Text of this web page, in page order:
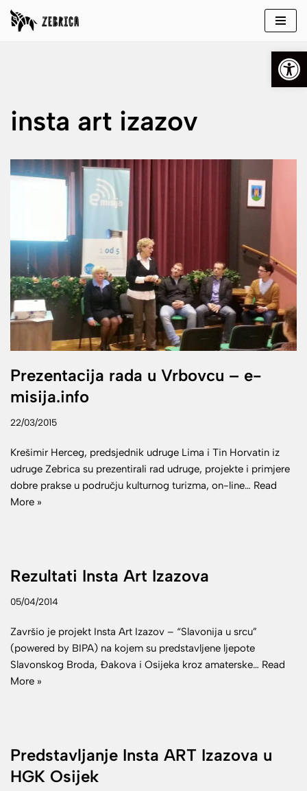
insta art izazov
Prezentacija rada u Vrbovcu – e-
misija.info
22/03/2015
Krešimir Herceg, predsjednik udruge Lima i Tin Horvatin iz
udruge Zebrica su prezentirali rad udruge, projekte i primjere
dobre prakse u području kulturnog turizma, on-line… Read
More »
Rezultati Insta Art Izazova
05/04/2014
Završio je projekt Insta Art Izazov – “Slavonija u srcu”
(powered by BIPA) na kojem su predstavljene ljepote
Slavonskog Broda, Đakova i Osijeka kroz amaterske… Read
More »
Predstavljanje Insta ART Izazova u
HGK Osijek